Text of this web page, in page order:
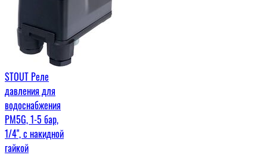
STOUT Реле
давления для
водоснабжения
PM5G, 1-5 бар,
1/4", с накидной
гайкой